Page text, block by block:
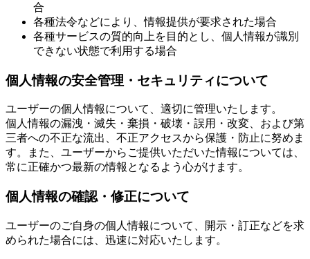
合
各種法令などにより、情報提供が要求された場合
各種サービスの質的向上を目的とし、個人情報が識別
できない状態で利用する場合
個人情報の安全管理・セキュリティについて
ユーザーの個人情報について、適切に管理いたします。
個人情報の漏洩・滅失・棄損・破壊・誤用・改変、および第
三者への不正な流出、不正アクセスから保護・防止に努めま
す。また、ユーザーからご提供いただいた情報については、
常に正確かつ最新の情報となるよう心がけます。
個人情報の確認・修正について
ユーザーのご自身の個人情報について、開示・訂正などを求
められた場合には、迅速に対応いたします。